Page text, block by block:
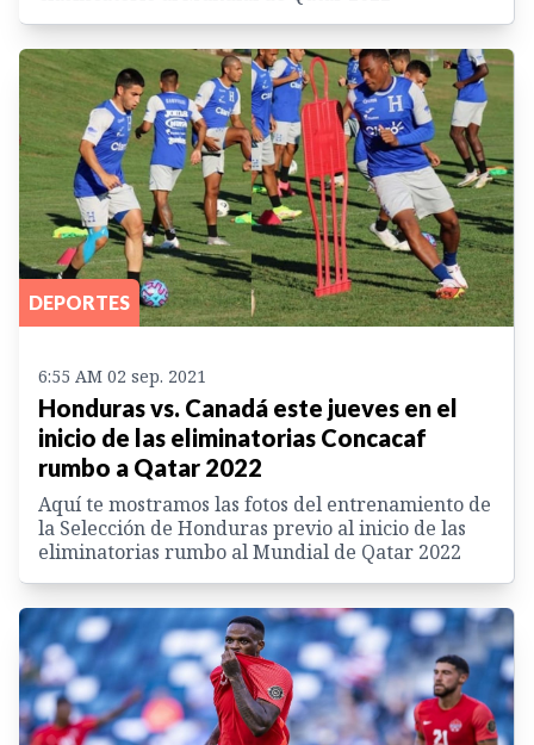
DEPORTES
6:55 AM 02 sep. 2021
Honduras vs. Canadá este jueves en el
inicio de las eliminatorias Concacaf
rumbo a Qatar 2022
Aquí te mostramos las fotos del entrenamiento de
la Selección de Honduras previo al inicio de las
eliminatorias rumbo al Mundial de Qatar 2022